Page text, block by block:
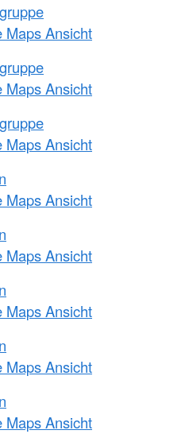
Maps Ansicht
Maps Ansicht
Maps Ansicht
Maps Ansicht
Maps Ansicht
Maps Ansicht
Maps Ansicht
Maps Ansicht